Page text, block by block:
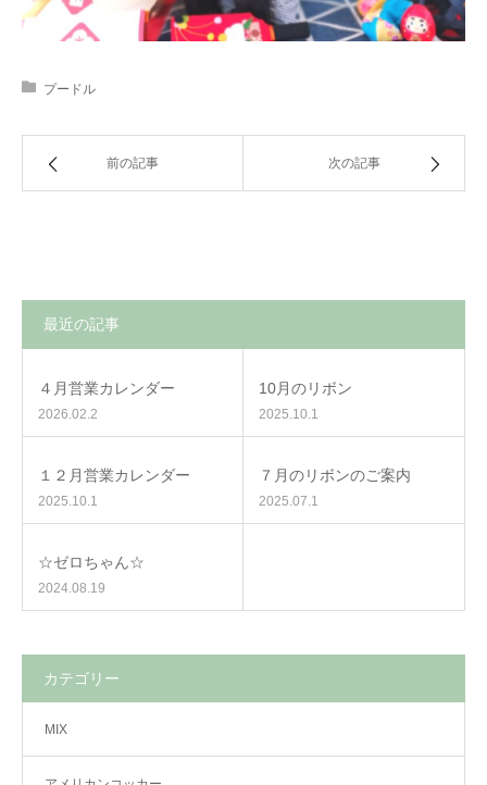
プードル
前の記事 次の記事
最近の記事
４月営業カレンダー
2026.02.2
10月のリボン
2025.10.1
１２月営業カレンダー
2025.10.1
７月のリボンのご案内
2025.07.1
☆ゼロちゃん☆
2024.08.19
カテゴリー
MIX